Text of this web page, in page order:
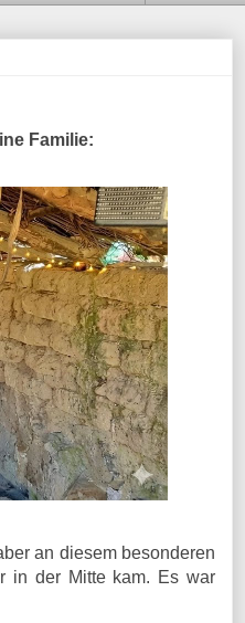
Familie:
an diesem besonderen
in der Mitte kam. Es war